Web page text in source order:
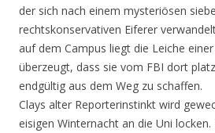
der sich nach einem mysteriösen
rechtskonservativen Eiferer
auf dem Campus liegt die Leiche
überzeugt, dass sie vom FBI dort
endgültig aus dem Weg zu schaffen.
Clays alter Reporterinstinkt wird
eisigen Winternacht an die Uni